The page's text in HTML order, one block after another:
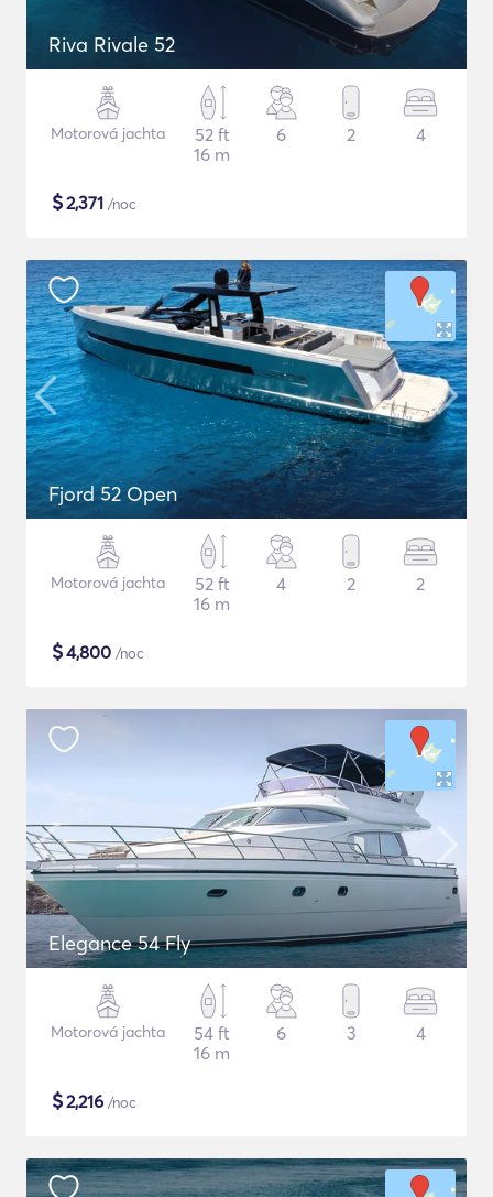
Riva Rivale 52
Motorová jachta
52 ft
16 m
6 2 4
$2,371 /noc
Fjord 52 Open
Motorová jachta
52 ft
16 m
4 2 2
$4,800 /noc
Elegance 54 Fly
Motorová jachta
54 ft
16 m
6 3 4
$2,216 /noc